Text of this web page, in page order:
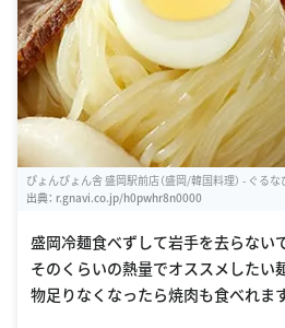
ぴょんぴょん舎 盛岡駅前店（盛岡/韓国料理） - ぐるな
出典： r.gnavi.co.jp/h0pwhr8n0000
盛岡冷麺食べずして岩手を去らない
そのくらいの熱量でオススメしたい
物足りなくなったら焼肉も食べれます